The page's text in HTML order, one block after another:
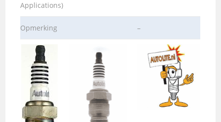
Applications)
Opmerking –